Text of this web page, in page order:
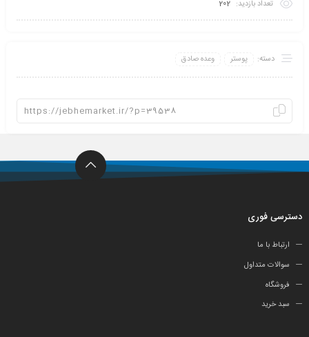
تعداد بازدید: 202
دسته: پوستر وعده صادق
دسترسی فوری
ارتباط با ما
سوالات متداول
فروشگاه
سبد خرید